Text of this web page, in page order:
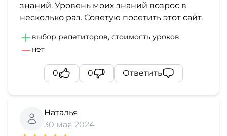
знаний. Уровень моих знаний возрос в
несколько раз. Советую посетить этот сайт.
выбор репетиторов, стоимость уроков
нет
0 0 Ответить
Наталья
30 мая 2024